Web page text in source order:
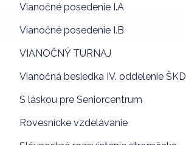
Vianočné posedenie I.A
Vianočné posedenie I.B
VIANOČNÝ TURNAJ
Vianočná besiedka IV. oddelenie ŠKD
S láskou pre Seniorcentrum
Rovesnícke vzdelávanie